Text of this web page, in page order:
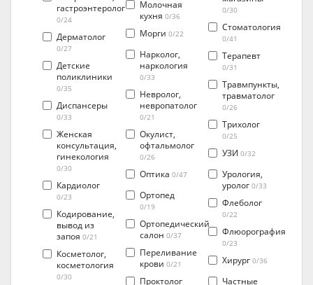
гастроэнтеролог
0/24
Дерматолог
0/27
Детские
поликлиники
0/35
Диспансеры
0/33
Женская
консультация,
гинекология
0/30
Кардиолог
0/23
Кодирование,
вывод из
запоя 0/21
Косметолог,
косметология
0/30
Молочная
кухня 0/36
Морги 0/22
Нарколог,
наркология
0/33
Невролог,
невропатолог
0/21
Окулист,
офтальмолог
0/26
Оптика 0/47
Ортопед
0/19
Ортопедический
салон 0/37
Переливание
крови 0/21
Проктолог
0/30
Стоматология
0/41
Терапевт
0/31
Травмпункты,
травматолог
0/26
Трихолог
0/25
УЗИ0/32
Урология,
уролог0/33
Флеболог
0/22
Флюорография
0/23
Хирург0/36
Частные